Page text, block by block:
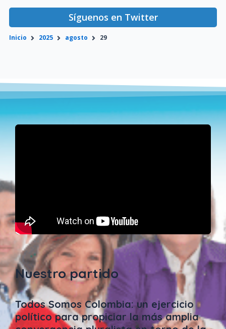
Síguenos en Twitter
Inicio 2025 agosto 29
Nuestro partido
Todos Somos Colombia: un ejercicio
político para propiciar la más amplia